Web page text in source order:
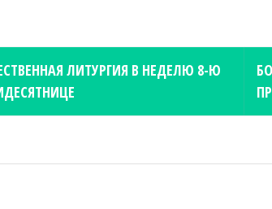
ЛИТУРГИЯ В НЕДЕЛЮ 8-Ю